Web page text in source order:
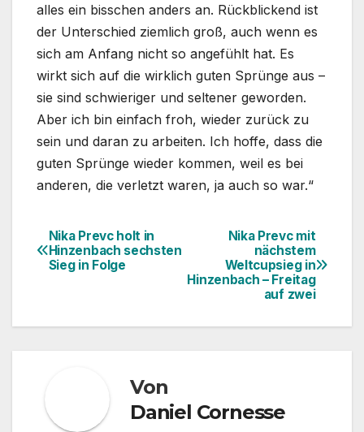
alles ein bisschen anders an. Rückblickend ist
der Unterschied ziemlich groß, auch wenn es
sich am Anfang nicht so angefühlt hat. Es
wirkt sich auf die wirklich guten Sprünge aus –
sie sind schwieriger und seltener geworden.
Aber ich bin einfach froh, wieder zurück zu
sein und daran zu arbeiten. Ich hoffe, dass die
guten Sprünge wieder kommen, weil es bei
anderen, die verletzt waren, ja auch so war.“
BeitragsnavigationNika Prevc mit
nächstem
Weltcupsieg in
Hinzenbach – Freitag
auf zwei
Nika Prevc holt in
Hinzenbach sechsten
Sieg in Folge
Von
Daniel Cornesse